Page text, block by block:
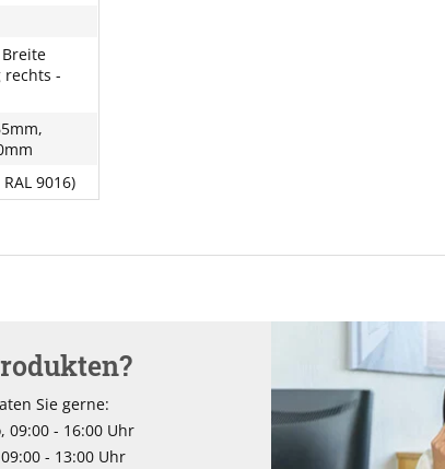
rechts -
9016)
Sie gerne:
09:00 - 16:00 Uhr
- 13:00 Uhr